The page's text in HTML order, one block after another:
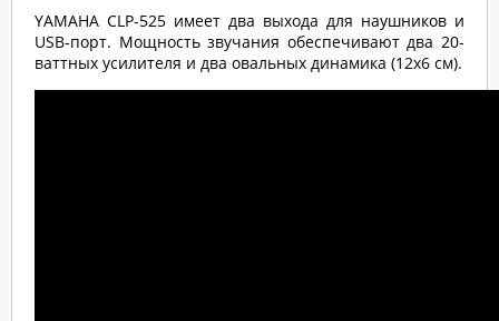
YAMAHA CLP-525 имеет два выхода для наушников и
USB-порт. Мощность звучания обеспечивают два 20-
ваттных усилителя и два овальных динамика (12х6 см).